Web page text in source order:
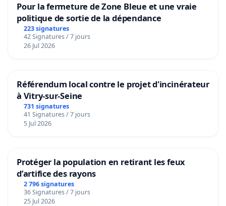
Pour la fermeture de Zone Bleue et une vraie
politique de sortie de la dépendance
223 signatures
42 Signatures / 7 jours
26 Jul 2026
Référendum local contre le projet d'incinérateur
à Vitry-sur-Seine
731 signatures
41 Signatures / 7 jours
5 Jul 2026
Protéger la population en retirant les feux
d’artifice des rayons
2 796 signatures
36 Signatures / 7 jours
25 Jul 2026